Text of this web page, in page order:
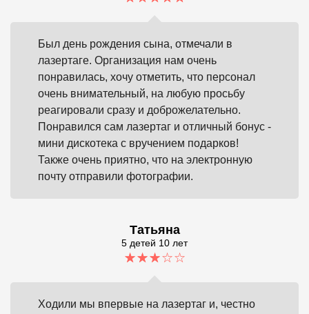
Был день рождения сына, отмечали в
лазертаге. Организация нам очень
понравилась, хочу отметить, что персонал
очень внимательный, на любую просьбу
реагировали сразу и доброжелательно.
Понравился сам лазертаг и отличный бонус -
мини дискотека с вручением подарков!
Также очень приятно, что на электронную
почту отправили фотографии.
Татьяна
5 детей 10 лет
Ходили мы впервые на лазертаг и, честно